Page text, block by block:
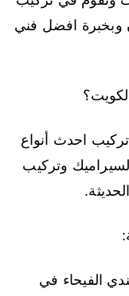
وبخبرة افضل فني
احدث أنواع
وتركيب
الفيحاء في